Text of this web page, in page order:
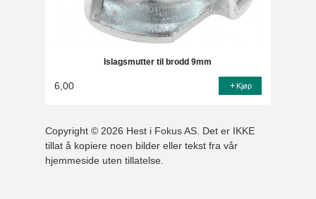
Islagsmutter til brodd 9mm
6,00 Kjøp
Copyright © 2026 Hest i Fokus AS. Det er IKKE
tillat å kopiere noen bilder eller tekst fra vår
hjemmeside uten tillatelse.